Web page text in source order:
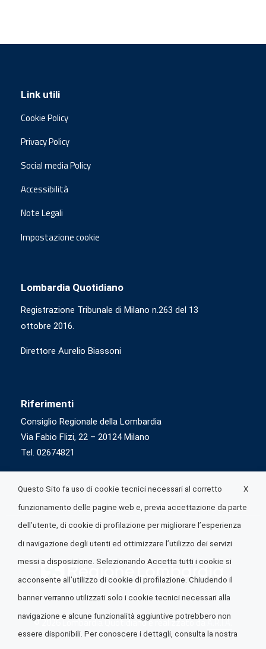
Link utili
Cookie Policy
Privacy Policy
Social media Policy
Accessibilità
Note Legali
Impostazione cookie
Lombardia Quotidiano
Registrazione Tribunale di Milano n.263 del 13
ottobre 2016.
Direttore Aurelio Biassoni
Riferimenti
Consiglio Regionale della Lombardia
Via Fabio Flizi, 22 – 20124 Milano
Tel. 02674821
© 2026 Lombardia Quotidiano è realizzato daA.R.I.A.
X
Questo Sito fa uso di cookie tecnici necessari al corretto
funzionamento delle pagine web e, previa accettazione da parte
dell’utente, di cookie di profilazione per migliorare l’esperienza
di navigazione degli utenti ed ottimizzare l’utilizzo dei servizi
messi a disposizione. Selezionando Accetta tutti i cookie si
acconsente all’utilizzo di cookie di profilazione. Chiudendo il
banner verranno utilizzati solo i cookie tecnici necessari alla
navigazione e alcune funzionalità aggiuntive potrebbero non
essere disponibili. Per conoscere i dettagli, consulta la nostra